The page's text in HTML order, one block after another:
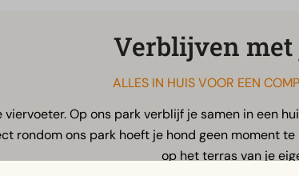
Verblijven met
ALLES IN HUIS VOOR EEN
Op ons park verblijf je samen in een
rondom ons park hoeft je hond geen moment
op het terras van je